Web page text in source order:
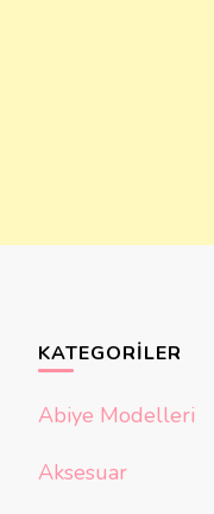
KATEGORILER
Abiye Modelleri
Aksesuar